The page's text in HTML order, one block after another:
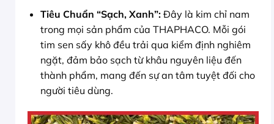
Tiêu Chuẩn “Sạch, Xanh”:Đây là kim chỉ nam
trong mọi sản phẩm của THAPHACO. Mỗi gói
tim sen sấy khô đều trải qua kiểm định nghiêm
ngặt, đảm bảo sạch từ khâu nguyên liệu đến
thành phẩm, mang đến sự an tâm tuyệt đối cho
người tiêu dùng.